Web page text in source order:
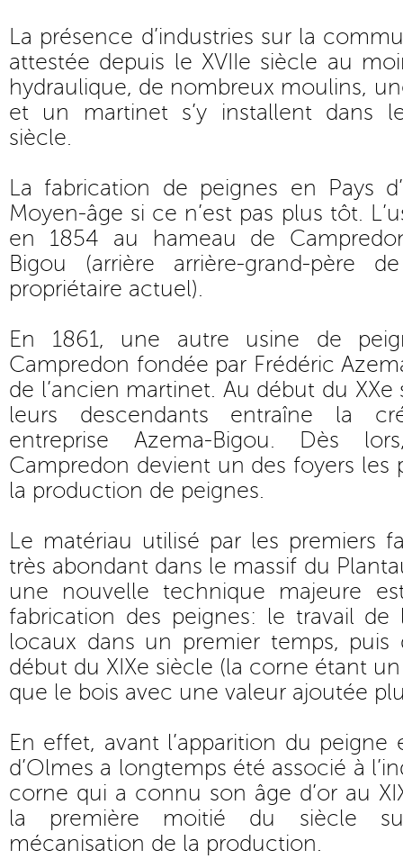
La présence d’industries sur la
attestée depuis le XVIIe siècle au
hydraulique, de nombreux moulins,
et un martinet s’y installent dans
siècle.
La fabrication de peignes en Pays
Moyen-âge si ce n’est pas plus tôt.
en 1854 au hameau de
Bigou (arrière arrière-grand-père
propriétaire actuel).
En 1861, une autre usine de
Campredon fondée par Frédéric
de l’ancien martinet. Au début du
leurs descendants entraîne la
entreprise Azema-Bigou. Dès
Campredon devient un des foyers les
la production de peignes.
Le matériau utilisé par les premiers
très abondant dans le massif du
une nouvelle technique majeure
fabrication des peignes: le travail de
locaux dans un premier temps, puis
début du XIXe siècle (la corne étant
que le bois avec une valeur ajoutée
En effet, avant l’apparition du peigne
d’Olmes a longtemps été associé à
corne qui a connu son âge d’or au
la première moitié du siècle
mécanisation de la production.